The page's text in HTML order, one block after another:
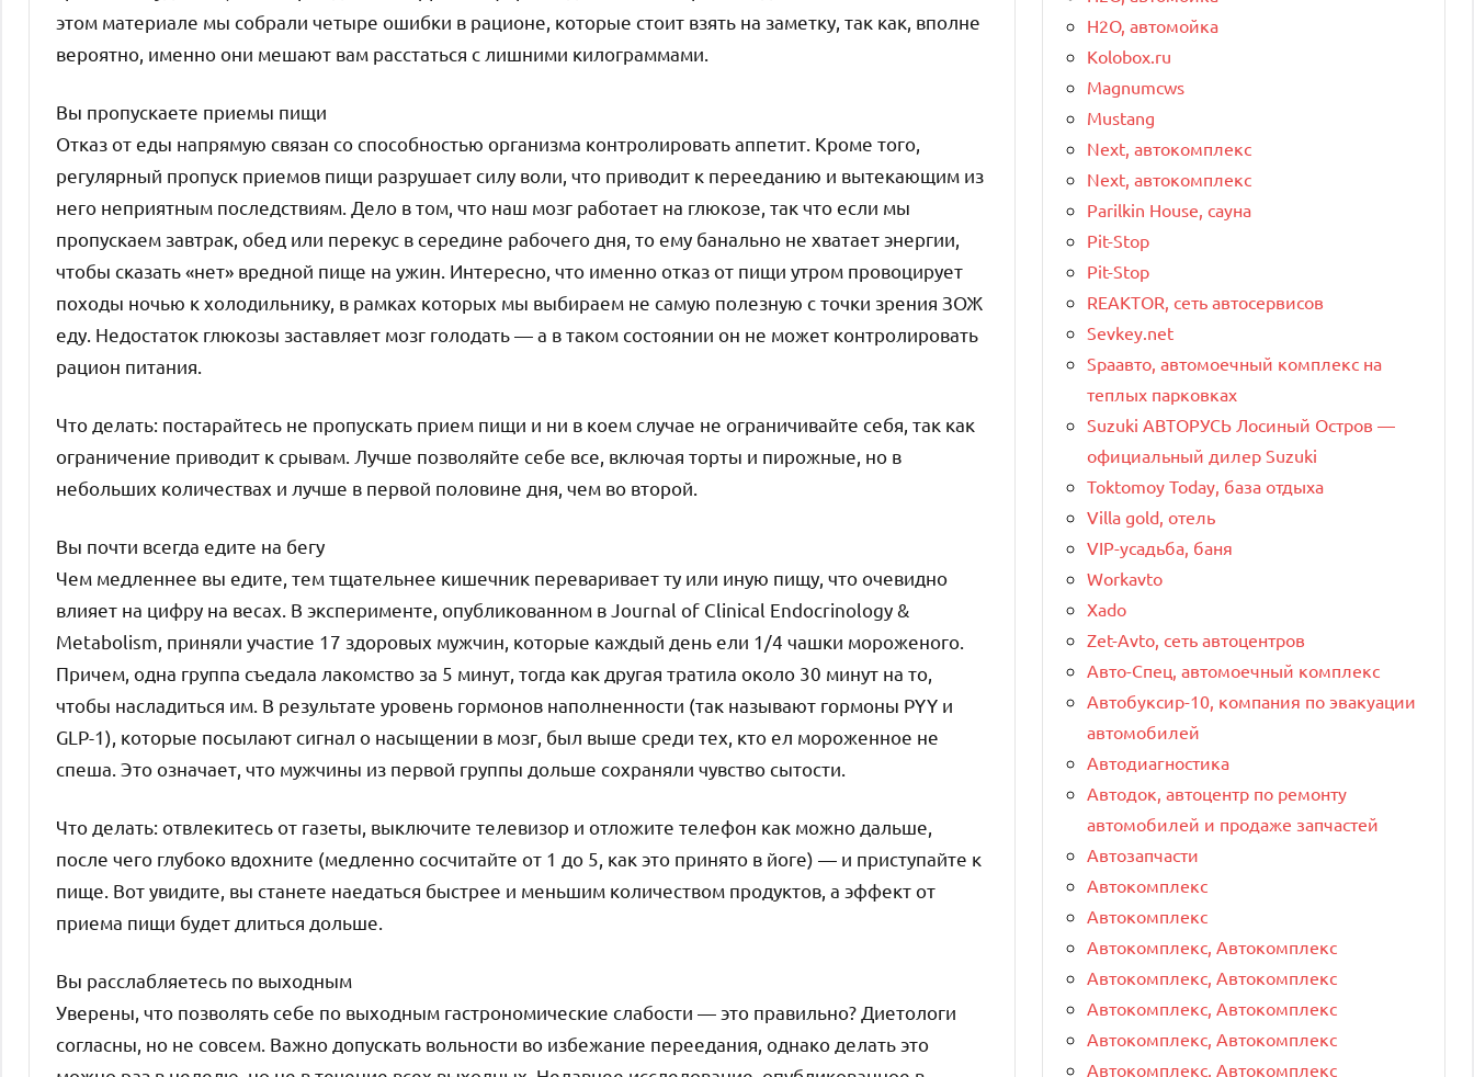
этом материале мы собрали четыре ошибки в рационе, которые стоит взять на заметку, так как, вполне
вероятно, именно они мешают вам расстаться с лишними килограммами.
Вы пропускаете приемы пищи
Отказ от еды напрямую связан со способностью организма контролировать аппетит. Кроме того,
регулярный пропуск приемов пищи разрушает силу воли, что приводит к перееданию и вытекающим из
него неприятным последствиям. Дело в том, что наш мозг работает на глюкозе, так что если мы
пропускаем завтрак, обед или перекус в середине рабочего дня, то ему банально не хватает энергии,
чтобы сказать «нет» вредной пище на ужин. Интересно, что именно отказ от пищи утром провоцирует
походы ночью к холодильнику, в рамках которых мы выбираем не самую полезную с точки зрения ЗОЖ
еду. Недостаток глюкозы заставляет мозг голодать — а в таком состоянии он не может контролировать
рацион питания.
Что делать: постарайтесь не пропускать прием пищи и ни в коем случае не ограничивайте себя, так как
ограничение приводит к срывам. Лучше позволяйте себе все, включая торты и пирожные, но в
небольших количествах и лучше в первой половине дня, чем во второй.
Вы почти всегда едите на бегу
Чем медленнее вы едите, тем тщательнее кишечник переваривает ту или иную пищу, что очевидно
влияет на цифру на весах. В эксперименте, опубликованном в Journal of Clinical Endocrinology &
Metabolism, приняли участие 17 здоровых мужчин, которые каждый день ели 1/4 чашки мороженого.
Причем, одна группа съедала лакомство за 5 минут, тогда как другая тратила около 30 минут на то,
чтобы насладиться им. В результате уровень гормонов наполненности (так называют гормоны PYY и
GLP-1), которые посылают сигнал о насыщении в мозг, был выше среди тех, кто ел мороженное не
спеша. Это означает, что мужчины из первой группы дольше сохраняли чувство сытости.
Что делать: отвлекитесь от газеты, выключите телевизор и отложите телефон как можно дальше,
после чего глубоко вдохните (медленно сосчитайте от 1 до 5, как это принято в йоге) — и приступайте к
пище. Вот увидите, вы станете наедаться быстрее и меньшим количеством продуктов, а эффект от
приема пищи будет длиться дольше.
Вы расслабляетесь по выходным
Уверены, что позволять себе по выходным гастрономические слабости — это правильно? Диетологи
согласны, но не совсем. Важно допускать вольности во избежание переедания, однако делать это
H2O, автомойка
Kolobox.ru
Magnumcws
Mustang
Next, автокомплекс
Next, автокомплекс
Parilkin House, сауна
Pit-Stop
Pit-Stop
REAKTOR, сеть автосервисов
Sevkey.net
Spaавто, автомоечный комплекс на
теплых парковках
Suzuki АВТОРУСЬ Лосиный Остров —
официальный дилер Suzuki
Toktomoy Today, база отдыха
Villa gold, отель
VIP-усадьба, баня
Workavto
Xado
Zet-Avto, сеть автоцентров
Авто-Спец, автомоечный комплекс
Автобуксир-10, компания по эвакуации
автомобилей
Автодиагностика
Автодок, автоцентр по ремонту
автомобилей и продаже запчастей
Автозапчасти
Автокомплекс
Автокомплекс
Автокомплекс, Автокомплекс
Автокомплекс, Автокомплекс
Автокомплекс, Автокомплекс
Автокомплекс, Автокомплекс
Автокомплекс, Автокомплекс